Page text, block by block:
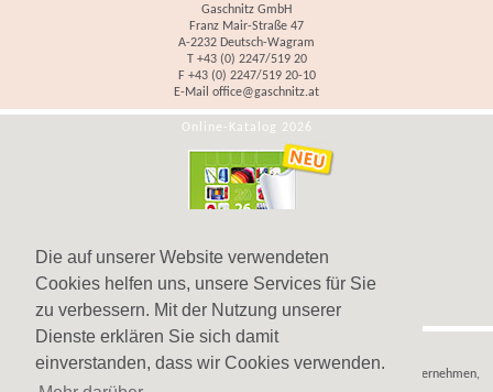
Die auf unserer Website verwendeten
Cookies helfen uns, unsere Services für Sie
zu verbessern. Mit der Nutzung unserer
Dienste erklären Sie sich damit
einverstanden, dass wir Cookies verwenden.
Gaschnitz GmbH
Franz Mair-Straße 47
A-2232 Deutsch-Wagram
T +43 (0) 2247/519 20
F +43 (0) 2247/519 20-10
E-Mail office@gaschnitz.at
Online-Katalog 2026
Hinweis
Werbeartikel
nur an Unternehmen,